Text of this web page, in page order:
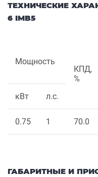
ТЕХНИЧЕСКИЕ
6 IMB5
Мощность
КПД,
%
кВт
л.с.
0.75 1 70.0
ГАБАРИТНЫЕ И